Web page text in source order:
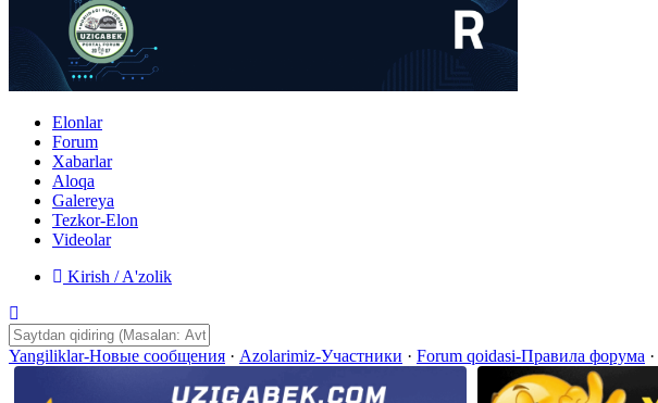
Elonlar
Forum
Xabarlar
Aloqa
Galereya
Tezkor-Elon
Videolar
Kirish / A'zolik
Yangiliklar-Новые сообщения · Azolarimiz-Участники · Forum qoidasi-Правила форума ·